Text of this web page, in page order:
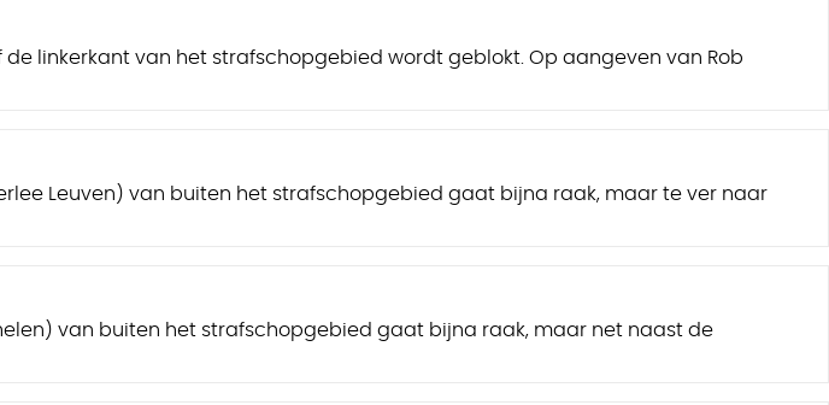
linkerkant van het strafschopgebied wordt geblokt. Op aangeven van Rob
Leuven) van buiten het strafschopgebied gaat bijna raak, maar te ver naar
van buiten het strafschopgebied gaat bijna raak, maar net naast de